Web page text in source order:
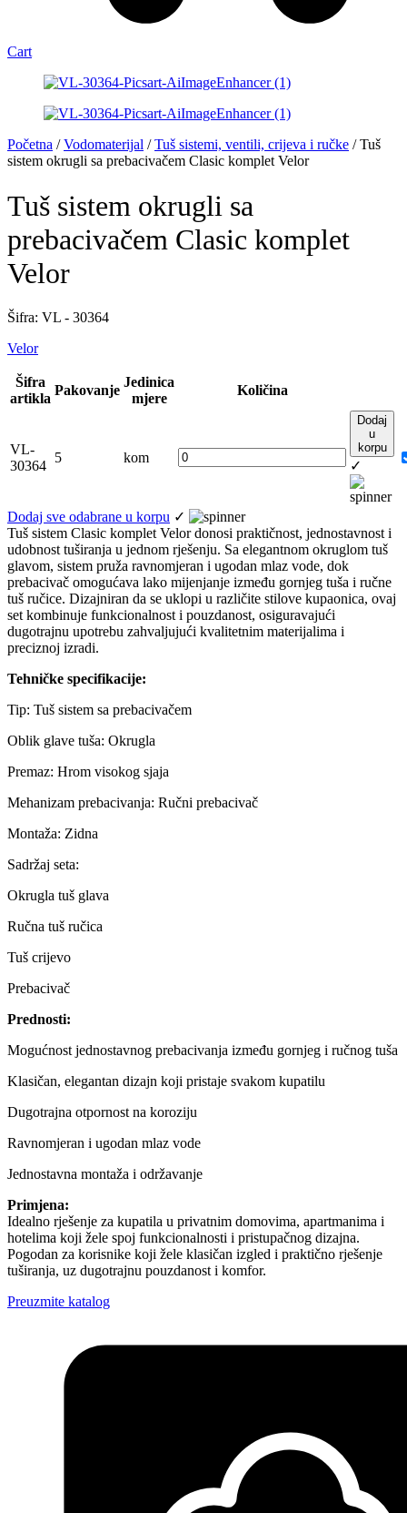
Cart
Početna /Vodomaterijal /Tuš sistemi, ventili, crijeva i ručke / Tuš
sistem okrugli sa prebacivačem Clasic komplet Velor
Tuš sistem okrugli sa
prebacivačem Clasic komplet
Velor
Šifra: VL - 30364
Velor
Šifra
artikla
Pakovanje
Jedinica
mjere
Količina
VL-
30364
5 kom
Dodaj
u
korpu
✓
Dodaj sve odabrane u korpu ✓
Tuš sistem Clasic komplet Velor donosi praktičnost, jednostavnost i
udobnost tuširanja u jednom rješenju. Sa elegantnom okruglom tuš
glavom, sistem pruža ravnomjeran i ugodan mlaz vode, dok
prebacivač omogućava lako mijenjanje između gornjeg tuša i ručne
tuš ručice. Dizajniran da se uklopi u različite stilove kupaonica, ovaj
set kombinuje funkcionalnost i pouzdanost, osiguravajući
dugotrajnu upotrebu zahvaljujući kvalitetnim materijalima i
preciznoj izradi.
Tehničke specifikacije:
Tip: Tuš sistem sa prebacivačem
Oblik glave tuša: Okrugla
Premaz: Hrom visokog sjaja
Mehanizam prebacivanja: Ručni prebacivač
Montaža: Zidna
Sadržaj seta:
Okrugla tuš glava
Ručna tuš ručica
Tuš crijevo
Prebacivač
Prednosti:
Mogućnost jednostavnog prebacivanja između gornjeg i ručnog tuša
Klasičan, elegantan dizajn koji pristaje svakom kupatilu
Dugotrajna otpornost na koroziju
Ravnomjeran i ugodan mlaz vode
Jednostavna montaža i održavanje
Primjena:
Idealno rješenje za kupatila u privatnim domovima, apartmanima i
hotelima koji žele spoj funkcionalnosti i pristupačnog dizajna.
Pogodan za korisnike koji žele klasičan izgled i praktično rješenje
tuširanja, uz dugotrajnu pouzdanost i komfor.
Preuzmite katalog